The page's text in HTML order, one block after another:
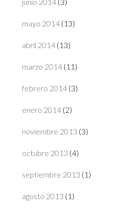
junio 2014(3)
mayo 2014(13)
abril 2014(13)
marzo 2014(11)
febrero 2014(3)
enero 2014(2)
noviembre 2013 (3)
octubre 2013 (4)
septiembre 2013 (1)
agosto 2013 (1)